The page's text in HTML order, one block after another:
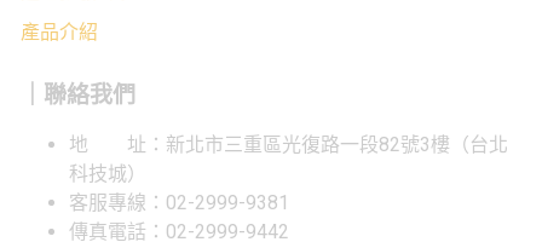
產品介紹
｜聯絡我們
地 址：新北市三重區光復路一段82號3樓（台北
科技城）
客服專線：02-2999-9381
傳真電話：02-2999-9442